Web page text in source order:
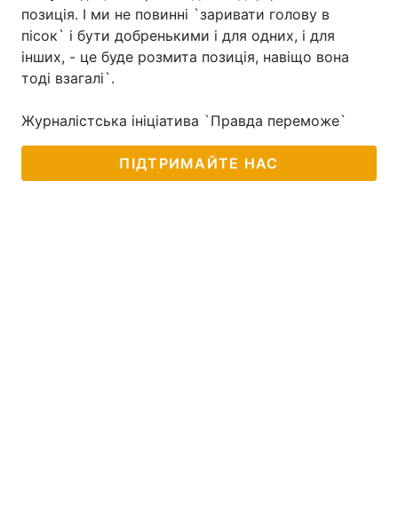
Здоров'я Туризм
Цікавинки Погода
Лонгріди
позиція. І ми не повинні `заривати голову в
пісок` і бути добренькими і для одних, і для
інших, - це буде розмита позиція, навіщо вона
тоді взагалі`.
Журналістська ініціатива `Правда переможе`
ПІДТРИМАЙТЕ НАС